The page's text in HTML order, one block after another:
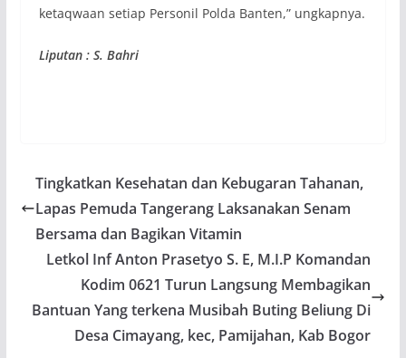
ketaqwaan setiap Personil Polda Banten,” ungkapnya.
Liputan : S. Bahri
Tingkatkan Kesehatan dan Kebugaran Tahanan,
Lapas Pemuda Tangerang Laksanakan Senam
Bersama dan Bagikan Vitamin
Letkol Inf Anton Prasetyo S. E, M.I.P Komandan
Kodim 0621 Turun Langsung Membagikan
Bantuan Yang terkena Musibah Buting Beliung Di
Desa Cimayang, kec, Pamijahan, Kab Bogor